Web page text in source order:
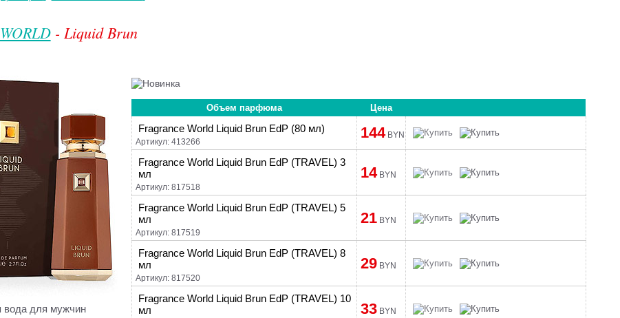
- Liquid Brun
для мужчин
Объем парфюма Цена
Fragrance World Liquid Brun EdP (80 мл)
Артикул: 413266
144 BYN
Fragrance World Liquid Brun EdP (TRAVEL) 3
мл
Артикул: 817518
14 BYN
Fragrance World Liquid Brun EdP (TRAVEL) 5
мл
Артикул: 817519
21 BYN
Fragrance World Liquid Brun EdP (TRAVEL) 8
мл
Артикул: 817520
29 BYN
Fragrance World Liquid Brun EdP (TRAVEL) 10
мл
33 BYN